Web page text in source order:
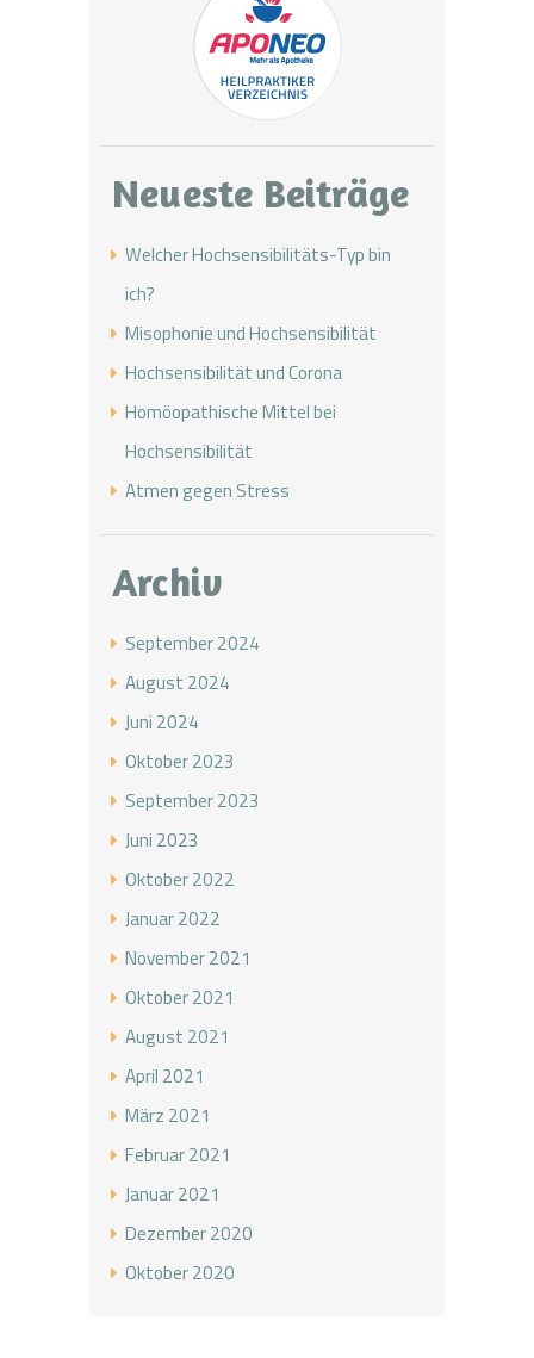
Neueste Beiträge
Welcher Hochsensibilitäts-Typ bin
ich?
Misophonie und Hochsensibilität
Hochsensibilität und Corona
Homöopathische Mittel bei
Hochsensibilität
Atmen gegen Stress
Archiv
September 2024
August 2024
Juni 2024
Oktober 2023
September 2023
Juni 2023
Oktober 2022
Januar 2022
November 2021
Oktober 2021
August 2021
April 2021
März 2021
Februar 2021
Januar 2021
Dezember 2020
Oktober 2020